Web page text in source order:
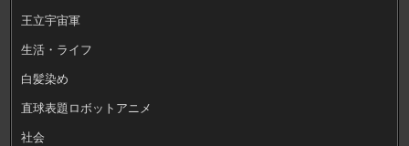
王立宇宙軍
生活・ライフ
白髪染め
直球表題ロボットアニメ
社会